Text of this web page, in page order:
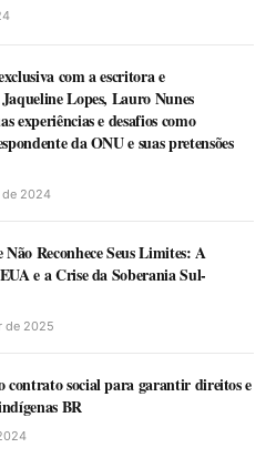
com a escritora e
Lopes, Lauro Nunes
experiências e desafios como
da ONU e suas pretensões
de 2024
Reconhece Seus Limites: A
e a Crise da Soberania Sul-
de 2025
contrato social para garantir direitos e
BR